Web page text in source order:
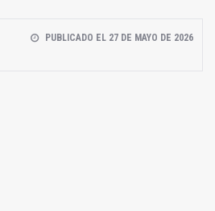
PUBLICADO EL 27 DE MAYO DE 2026